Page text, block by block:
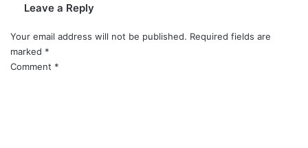
Leave a Reply
Your email address will not be published. Required fields are
marked *
Comment *